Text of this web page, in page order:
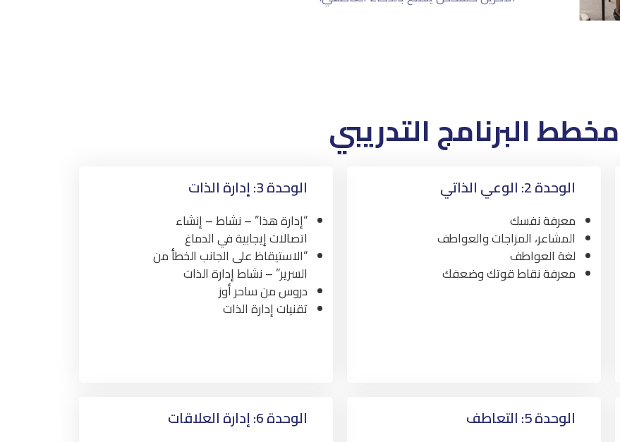
مخطط البرنامج التدريبي
الوحدة 2: الوعي الذاتي
معرفة نفسك
المشاعر، المزاجات والعواطف
لغة العواطف
معرفة نقاط قوتك وضعفك
الوحدة 3: إدارة الذات
“إدارة هذا” – نشاط – إنشاء
اتصالات إيجابية في الدماغ
“الاستيقاظ على الجانب الخطأ من
السرير” – نشاط إدارة الذات
دروس من ساحر أوز
تقنيات إدارة الذات
الوحدة 5: التعاطف الوحدة 6: إدارة العلاقات